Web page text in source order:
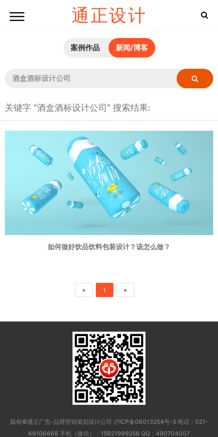
通正设计
案例作品 新闻/博客
关键字 “酒盒酒标设计公司” 搜索结果:
如何做好饮品饮料包装设计？该怎么做？
« 1 »
版权©通正广告-品牌营销策划设计公司 沪ICP备08013254号-5电话：021-
69106668 手机（微信）：15921999258 QQ：490704007